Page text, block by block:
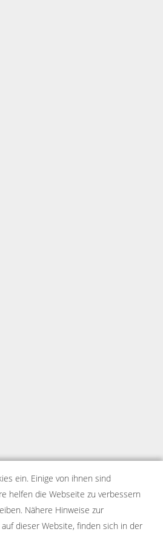
ein. Einige von ihnen sind
helfen die Webseite zu verbessern
Nähere Hinweise zur
dieser Website, finden sich in der